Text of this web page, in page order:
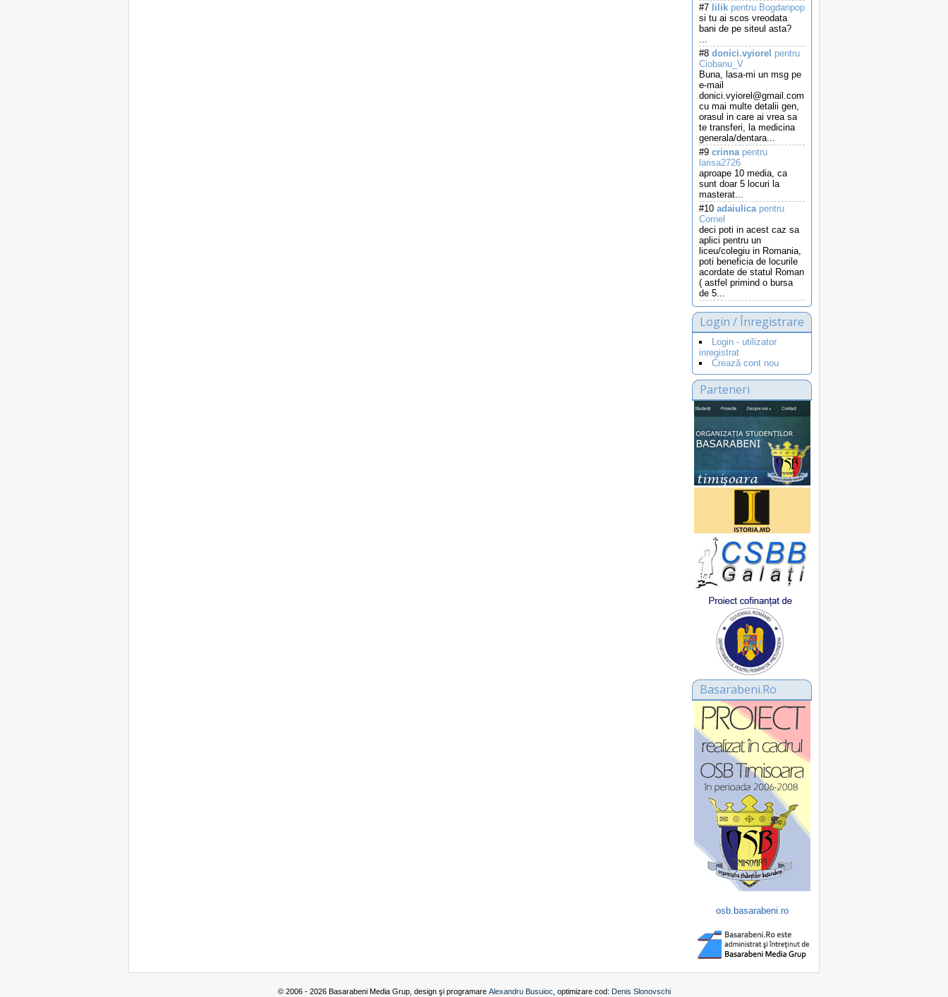
#7 lilik pentru Bogdanpop
si tu ai scos vreodata
bani de pe siteul asta?
...
#8 donici.vyiorel pentru
Ciobanu_V
Buna, lasa-mi un msg pe
e-mail
donici.vyiorel@gmail.com
cu mai multe detalii gen,
orasul in care ai vrea sa
te transferi, la medicina
generala/dentara...
#9 crinnapentru
larisa2726
aproape 10 media, ca
sunt doar 5 locuri la
masterat...
#10 adaiulicapentru
Cornel
deci poti in acest caz sa
aplici pentru un
liceu/colegiu in Romania,
poti beneficia de locurile
acordate de statul Roman
( astfel primind o bursa
de 5...
Login / Înregistrare
Login - utilizator
inregistrat
Crează cont nou
Parteneri
Basarabeni.Ro
osb.basarabeni.ro
© 2006 - 2026 Basarabeni Media Grup, design şi programare Alexandru Busuioc , optimizare cod: Denis Slonovschi